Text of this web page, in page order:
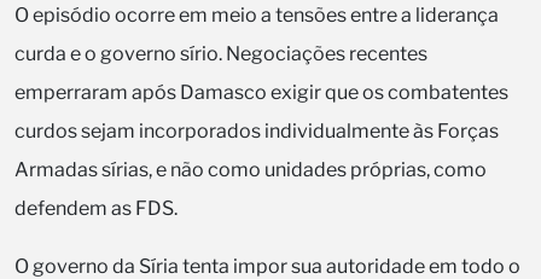
O episódio ocorre em meio a tensões entre a liderança
curda e o governo sírio. Negociações recentes
emperraram após Damasco exigir que os combatentes
curdos sejam incorporados individualmente às Forças
Armadas sírias, e não como unidades próprias, como
defendem as FDS.
O governo da Síria tenta impor sua autoridade em todo o